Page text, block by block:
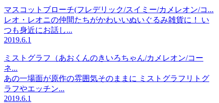
マスコットブローチ(フレデリック/スイミー/カメレオン/コ...
レオ・レオニの仲間たちがかわいいぬいぐるみ雑貨に！ い
つも身近にお話し...
2019.6.1
ミストグラフ（あおくんのきいろちゃん/カメレオン/コー
ネ...
あの一場面が原作の雰囲気そのままに ミストグラフリトグ
ラフやエッチン...
2019.6.1